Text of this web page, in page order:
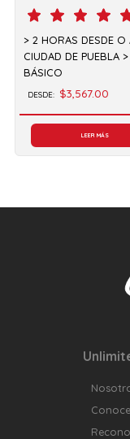
2 HORAS DESDE O
CIUDAD DE PUEBLA
BÁSICO
DESDE: $3,567.00
LEER MÁS